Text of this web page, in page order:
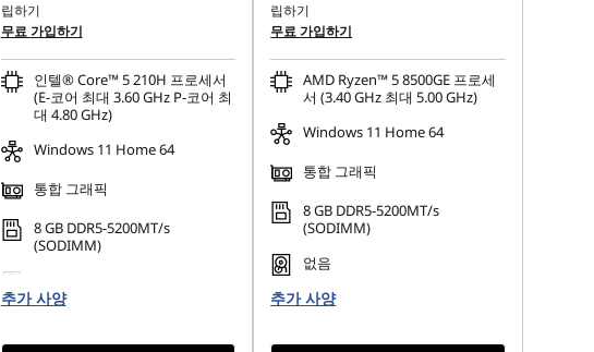
립하기
무료 가입하기
인텔® Core™ 5 210H 프로세서
(E-코어 최대 3.60 GHz P-코어 최
대 4.80 GHz)
Windows 11 Home 64
통합 그래픽
8 GB DDR5-5200MT/s
(SODIMM)
Gen4 TLC Opal
추가 사양
립하기
무료 가입하기
AMD Ryzen™ 5 8500GE 프로세
서 (3.40 GHz 최대 5.00 GHz)
Windows 11 Home 64
통합 그래픽
8 GB DDR5-5200MT/s
(SODIMM)
없음
추가 사양